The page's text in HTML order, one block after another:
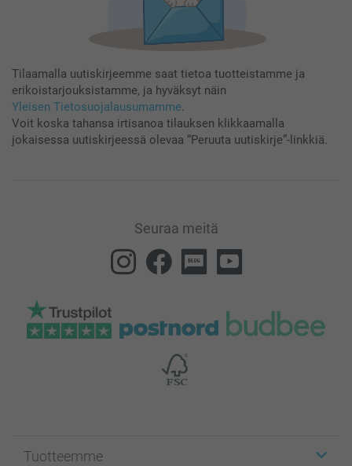
Tilaamalla uutiskirjeemme saat tietoa tuotteistamme ja
erikoistarjouksistamme, ja hyväksyt näin
Yleisen Tietosuojalausumamme.
Voit koska tahansa irtisanoa tilauksen klikkaamalla
jokaisessa uutiskirjeessä olevaa “Peruuta uutiskirje”-linkkiä.
Seuraa meitä
Tuotteemme